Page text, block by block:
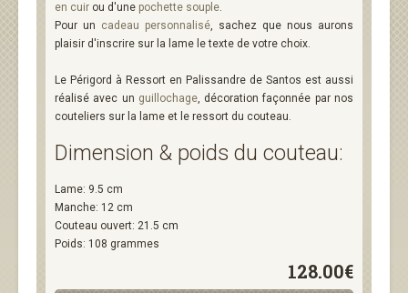
en cuir ou d'une pochette souple.
Pour un cadeau personnalisé, sachez que nous aurons
plaisir d'inscrire sur la lame le texte de votre choix.
Le Périgord à Ressort en Palissandre de Santos est aussi
réalisé avec un guillochage, décoration façonnée par nos
couteliers sur la lame et le ressort du couteau.
Dimension & poids du couteau:
Lame: 9.5 cm
Manche: 12 cm
Couteau ouvert: 21.5 cm
Poids: 108 grammes
128.00€